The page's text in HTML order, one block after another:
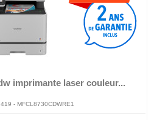
imprimante laser couleur...
- MFCL8730CDWRE1